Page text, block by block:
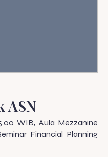
ASN
WIB, Aula Mezzanine
Financial Planning